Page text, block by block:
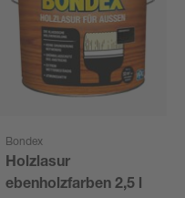
Bondex
Holzlasur
ebenholzfarben 2,5 l